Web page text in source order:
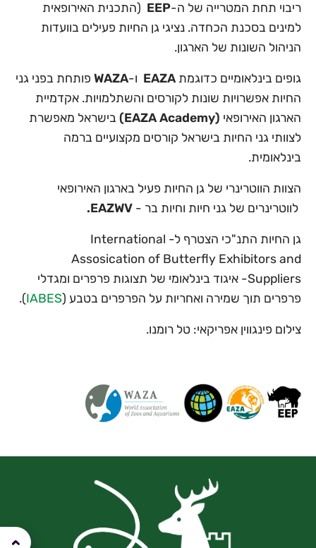
ריבוי תחת המטרייה של ה-EEP (התכנית האירופאית
למינים בסכנת הכחדה. נציגי גן החיות פעילים בוועדות
הניהול השונות של הארגון.
גופים בינלאומיים כדוגמת EAZA ו-WAZAפותחת בפני גני
החיות אפשרויות שונות לקורסים והשתלמויות. אקדמיית
הארגון האירופאי (EAZA Academy)
בישראל מאפשרת
לצוותי גני החיות בישראל קורסים מקצועיים ברמה
בינלאומית.
הצוות הווטרינרי של גן החיות פעיל בארגון האירופאי
לווטרינרים של גני חיות וחיות בר - EAZWV.
גן החיות התנ"כי הצטרף ל- International
Assosication of Butterfly Exhibitors and
Suppliers- איגוד בינלאומי של תצוגות פרפרים ומגדלי
פרפרים תוך שמירה ואחריות על הפרפרים בטבע (IABES
).
צילום פינגווין אפריקאי: טל רומנו.